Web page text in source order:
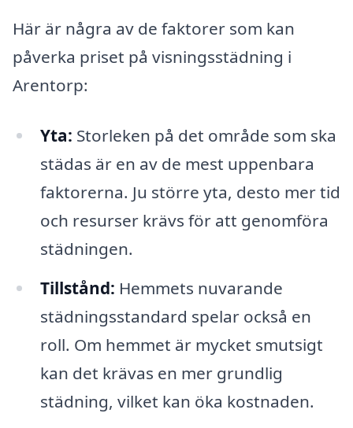
Här är några av de faktorer som kan
påverka priset på visningsstädning i
Arentorp:
Yta: Storleken på det område som ska
städas är en av de mest uppenbara
faktorerna. Ju större yta, desto mer tid
och resurser krävs för att genomföra
städningen.
Tillstånd: Hemmets nuvarande
städningsstandard spelar också en
roll. Om hemmet är mycket smutsigt
kan det krävas en mer grundlig
städning, vilket kan öka kostnaden.